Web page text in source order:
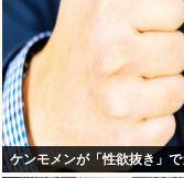
ケンモメンが「性欲抜き」